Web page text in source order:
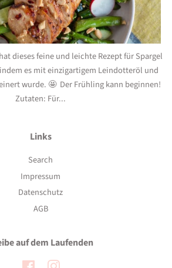
dieses feine und leichte Rezept für Spargel
es mit einzigartigem Leindotteröl und
wurde. 🤩 Der Frühling kann beginnen!
Zutaten: Für...
Links
Search
Impressum
Datenschutz
AGB
auf dem Laufenden